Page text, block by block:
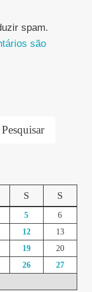
spam.
são
Pesquisar
S S
5
6
12
13
19
20
26
27